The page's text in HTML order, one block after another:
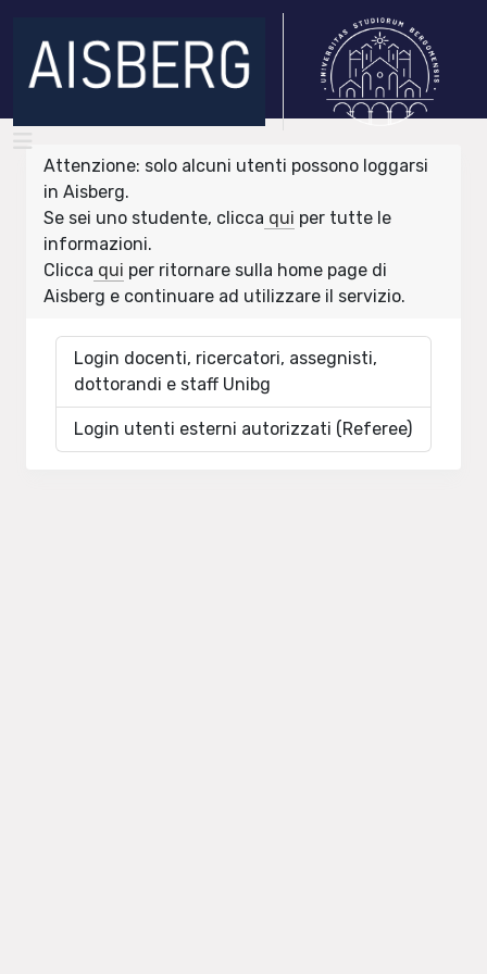
Attenzione: solo alcuni utenti possono loggarsi
in Aisberg.
Se sei uno studente, clicca qui per tutte le
informazioni.
Clicca qui per ritornare sulla home page di
Aisberg e continuare ad utilizzare il servizio.
Login docenti, ricercatori, assegnisti,
dottorandi e staff Unibg
Login utenti esterni autorizzati (Referee)